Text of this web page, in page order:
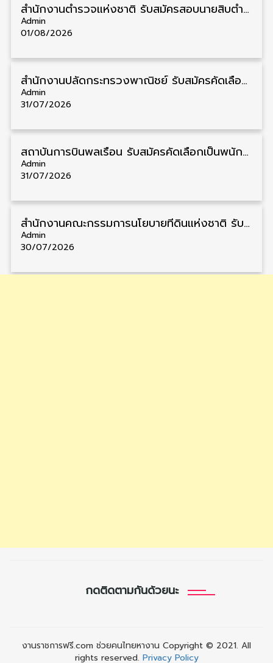
สำนักงานตำรวจแห่งชาติ รับสมัครสอบนายสิบตำรวจ วุฒิ ม.6/ปวช. 6,000 อัตรา รับสมัคร 8 – 19 สิงหาคม
Admin
01/08/2026
สำนักงานปลัดกระทรวงพาณิชย์ รับสมัครคัดเลือกพนักงานราชการ วุฒิ ปวส./ป.ตรี 11 อัตรา รับสมัคร 10 – 21 สิงหาคม
Admin
31/07/2026
สถาบันการบินพลเรือน รับสมัครคัดเลือกเป็นพนักงาน วุฒิ ป.ตรี/ป.โท/ป.เอก 11 อัตรา รับสมัคร 27 กรกฎาคม – 10 สิงหาคม
Admin
31/07/2026
สำนักงานคณะกรรมการนโยบายที่ดินแห่งชาติ รับสมัครคัดเลือกพนักงานราชการ วุฒิ ป.ตรี 6 อัตรา รับสมัคร 13 กรกฎาคม – 6 สิงหาคม
Admin
30/07/2026
กดติดตามกันด้วยนะ
งานราชการฟรี.com ช่วยคนไทยหางาน Copyright © 2021. All
rights reserved. Privacy Policy